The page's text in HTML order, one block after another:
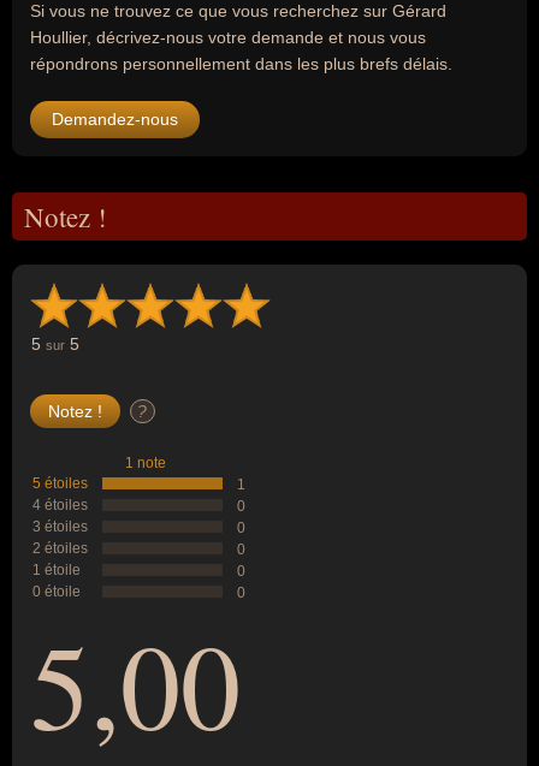
Si vous ne trouvez ce que vous recherchez sur Gérard
Houllier, décrivez-nous votre demande et nous vous
répondrons personnellement dans les plus brefs délais.
Demandez-nous
Notez !
5 sur 5
?
1 note
5 étoiles
1
4 étoiles
0
3 étoiles
0
2 étoiles
0
1 étoile
0
0 étoile
0
5,00